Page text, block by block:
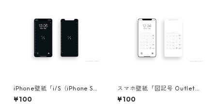
iPhone壁紙「i/S（iPhone Sc
ale）ver.Black」
¥100
スマホ壁紙「図記号 Outlet・
Board ver.White」
¥100